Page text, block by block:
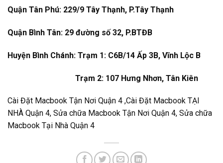
Quận Tân Phú: 229/9 Tây Thạnh, P.Tây Thạnh
Quận Bình Tân: 29 đường số 32, P.BTĐB
Huyện Bình Chánh: Trạm 1: C6B/14 Ấp 3B, Vĩnh Lộc B
Trạm 2: 107 Hưng Nhơn, Tân Kiên
Cài Đặt Macbook Tận Nơi Quận 4 ,Cài Đặt Macbook TẠI
NHÀ Quận 4, Sửa chữa Macbook Tận Nơi Quận 4, Sửa chữa
Macbook Tại Nhà Quận 4